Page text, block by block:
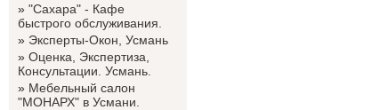
» "Сахара" - Кафе
быстрого обслуживания.
» Эксперты-Окон, Усмань
» Оценка, Экспертиза,
Консультации. Усмань.
» Мебельный салон
"МОНАРХ" в Усмани.